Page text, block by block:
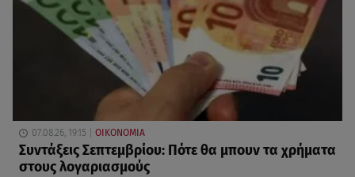
07.08.26, 19:15 ΟΙΚΟΝΟΜΙΑ
Συντάξεις Σεπτεμβρίου: Πότε θα μπουν τα χρήματα
στους λογαριασμούς